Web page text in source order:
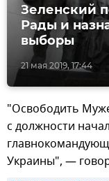
21 мая 2019, 17:44
Зеленский
Рады и
выборы
"Освободить
с должности
Украины", —